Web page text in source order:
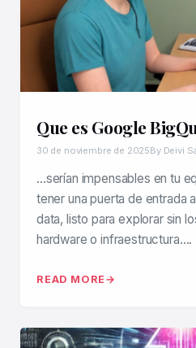
Que es Google
30 de noviembre de 2025By Deivi
…serían impensables en tu
tener una puerta de entrada
data, listo para explorar sin
hardware o infraestructura….
READ MORE